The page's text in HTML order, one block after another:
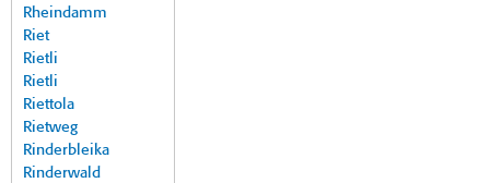
Rheindamm
Riet
Rietli
Rietli
Riettola
Rietweg
Rinderbleika
Rinderwald